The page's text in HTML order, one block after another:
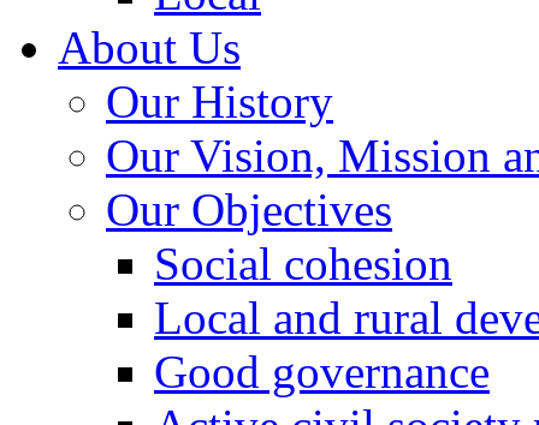
About Us
Our History
Our Vision, Mission
Our Objectives
Social cohesion
Local and rural
Good governance